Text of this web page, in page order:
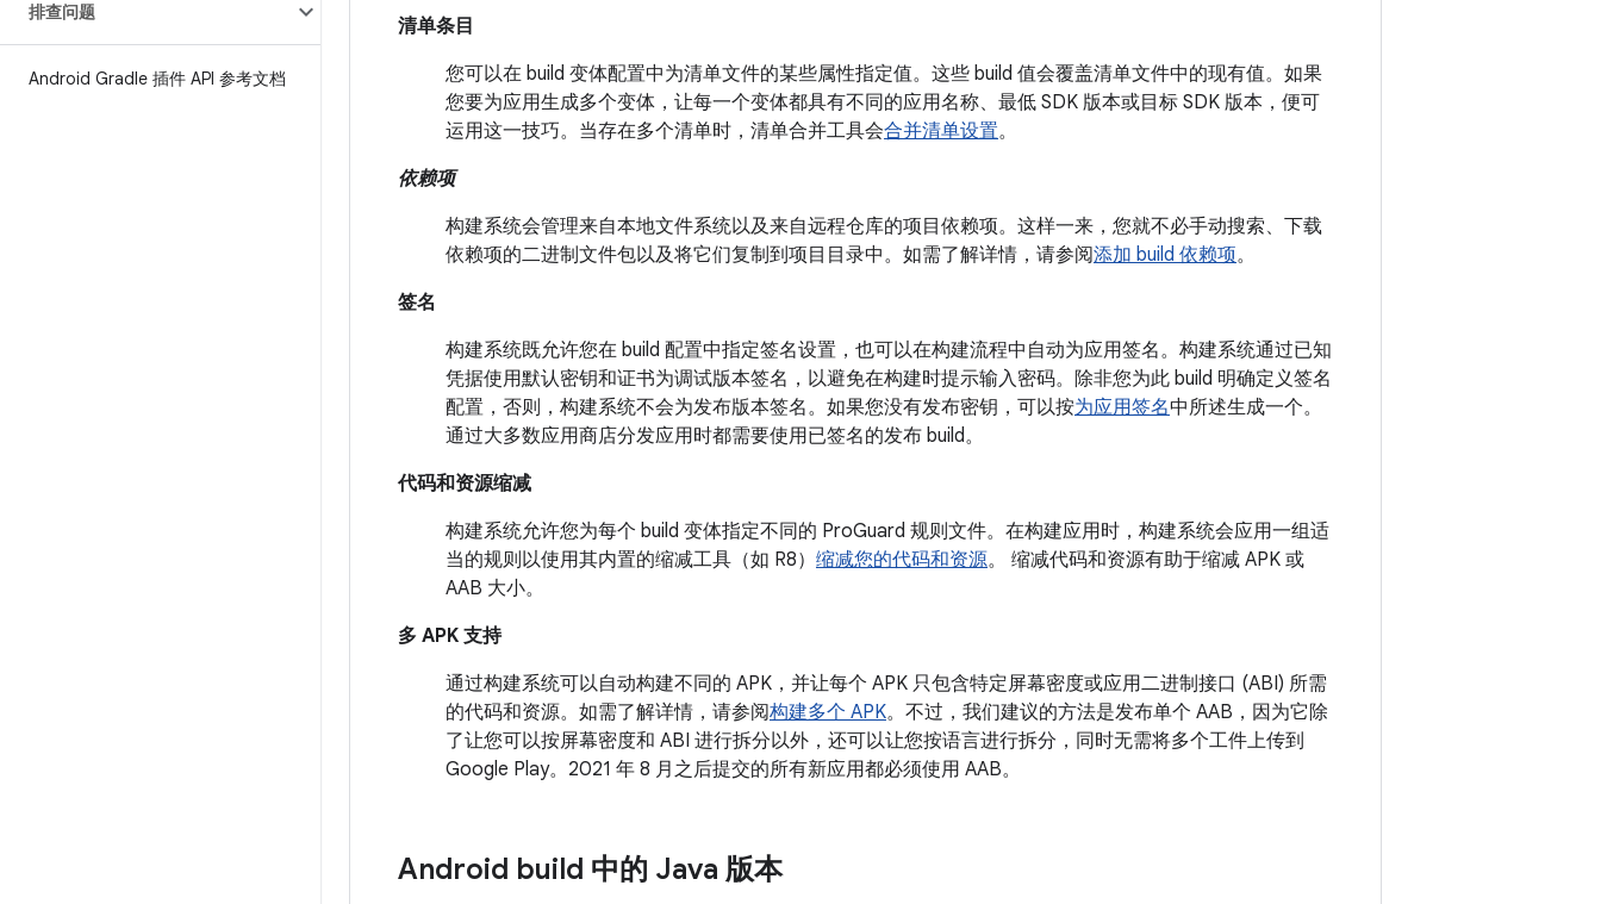
排查问题
Android Gradle 插件 API 参考文档
清单条目
您可以在 build 变体配置中为清单文件的某些属性指定值。这些 build 值会覆盖清单文件中的现有值。如果
您要为应用生成多个变体，让每一个变体都具有不同的应用名称、最低 SDK 版本或目标 SDK 版本，便可
运用这一技巧。当存在多个清单时，清单合并工具会合并清单设置。
依赖项
构建系统会管理来自本地文件系统以及来自远程仓库的项目依赖项。这样一来，您就不必手动搜索、下载
依赖项的二进制文件包以及将它们复制到项目目录中。如需了解详情，请参阅添加 build 依赖项。
签名
构建系统既允许您在 build 配置中指定签名设置，也可以在构建流程中自动为应用签名。构建系统通过已知
凭据使用默认密钥和证书为调试版本签名，以避免在构建时提示输入密码。除非您为此 build 明确定义签名
配置，否则，构建系统不会为发布版本签名。如果您没有发布密钥，可以按为应用签名中所述生成一个。
通过大多数应用商店分发应用时都需要使用已签名的发布 build。
代码和资源缩减
构建系统允许您为每个 build 变体指定不同的 ProGuard 规则文件。在构建应用时，构建系统会应用一组适
当的规则以使用其内置的缩减工具（如 R8） 缩减您的代码和资源。 缩减代码和资源有助于缩减 APK 或
AAB 大小。
多 APK 支持
通过构建系统可以自动构建不同的 APK，并让每个 APK 只包含特定屏幕密度或应用二进制接口 (ABI) 所需
的代码和资源。如需了解详情，请参阅构建多个 APK。不过，我们建议的方法是发布单个 AAB，因为它除
了让您可以按屏幕密度和 ABI 进行拆分以外，还可以让您按语言进行拆分，同时无需将多个工件上传到
Google Play。2021 年 8 月之后提交的所有新应用都必须使用 AAB。
Android build 中的 Java 版本